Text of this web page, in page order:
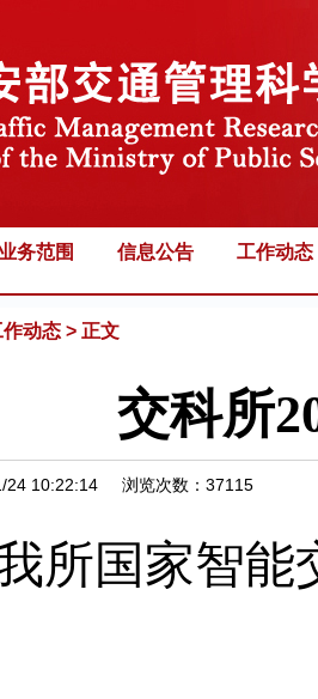
务范围 信息公告 工作动态
作动态 > 正文
交科所
24 10:22:14 浏览次数： 37115
所国家智能